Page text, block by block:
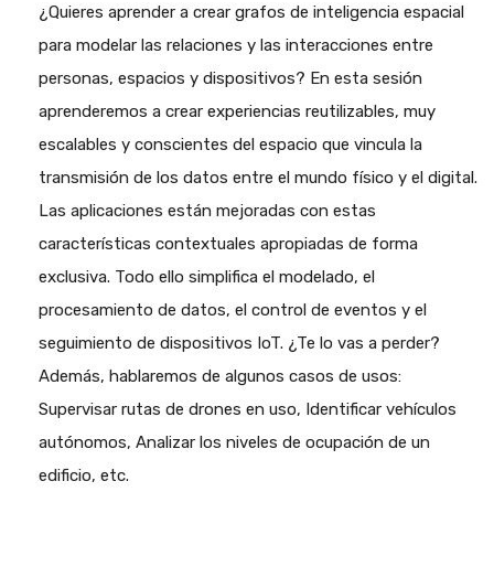
¿Quieres aprender a crear grafos de inteligencia espacial
para modelar las relaciones y las interacciones entre
personas, espacios y dispositivos? En esta sesión
aprenderemos a crear experiencias reutilizables, muy
escalables y conscientes del espacio que vincula la
transmisión de los datos entre el mundo físico y el digital.
Las aplicaciones están mejoradas con estas
características contextuales apropiadas de forma
exclusiva. Todo ello simplifica el modelado, el
procesamiento de datos, el control de eventos y el
seguimiento de dispositivos IoT. ¿Te lo vas a perder?
Además, hablaremos de algunos casos de usos:
Supervisar rutas de drones en uso, Identificar vehículos
autónomos, Analizar los niveles de ocupación de un
edificio, etc.